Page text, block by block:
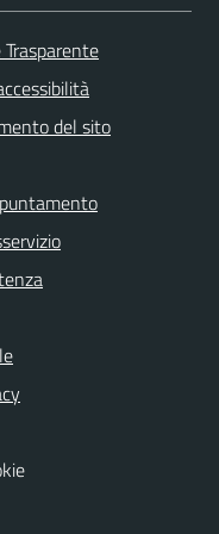
del sito